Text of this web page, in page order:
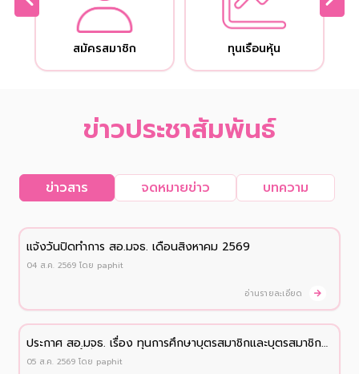
สมัครสมาชิก ทุนเรือนหุ้น
ข่าวประชาสัมพันธ์
ข่าวสาร จดหมายข่าว บทความ
เเจ้งวันปิดทำการ สอ.มจธ. เดือนสิงหาคม 2569
04 ส.ค. 2569 โดย paphit
อ่านรายละเอียด
ประกาศ สอ.มจธ. เรื่อง ทุนการศึกษาบุตรสมาชิกและบุตรสมาชิก
สมทบ ประจำปี 2569
05 ส.ค. 2569 โดย paphit